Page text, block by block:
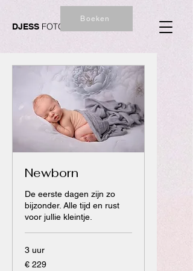
DJESS FOTOGRAFIE
Boeken
Newborn
De eerste dagen zijn zo
bijzonder. Alle tijd en rust
voor jullie kleintje.
3 uur
229
euro
€ 229